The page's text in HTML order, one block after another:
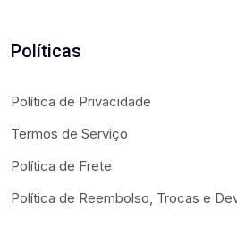
Políticas
Política de Privacidade
Termos de Serviço
Política de Frete
Política de Reembolso, Trocas e